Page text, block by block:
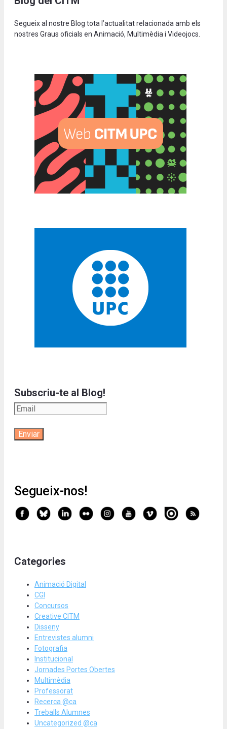
Segueix al nostre Blog tota l’actualitat relacionada amb els
nostres Graus oficials en Animació, Multimèdia i Videojocs.
Subscriu-te al Blog!
Segueix-nos!
Categories
Animació Digital
CGI
Concursos
Creative CITM
Disseny
Entrevistes alumni
Fotografia
Institucional
Jornades Portes Obertes
Multimèdia
Professorat
Recerca @ca
Treballs Alumnes
Uncategorized @ca